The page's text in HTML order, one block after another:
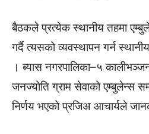
बैठकले प्रत्येक स्थानीय तहमा
गर्दै त्यसको व्यवस्थापन गर्न
। ब्यास नगरपालिका–५
जनज्योति ग्राम सेवाको एम्बुलेन्स
निर्णय भएको प्रजिअ आचार्यले